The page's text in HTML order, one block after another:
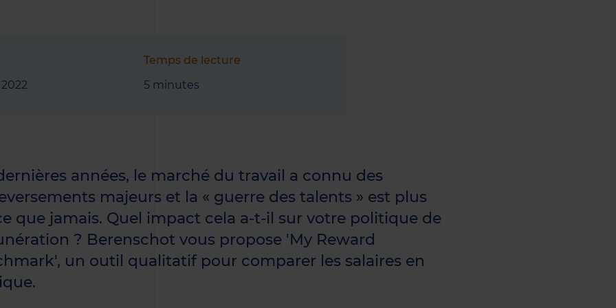
Temps de lecture
5 minutes
années, le marché du travail a connu des
majeurs et la « guerre des talents » est plus
que jamais. Quel impact cela a-t-il sur votre politique de
? Berenschot vous propose 'My Reward
un outil qualitatif pour comparer les salaires en